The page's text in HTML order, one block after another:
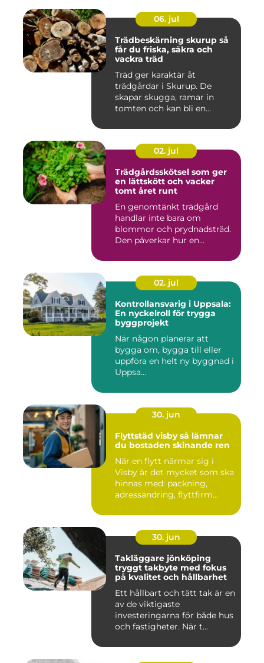
06. jul
Trädbeskärning skurup så
får du friska, säkra och
vackra träd
Träd ger karaktär åt
trädgårdar i Skurup. De
skapar skugga, ramar in
tomten och kan bli en
02. jul
Trädgårdsskötsel som ger
en lättskött och vacker
tomt året runt
En genomtänkt trädgård
handlar inte bara om
blommor och prydnadsträd.
Den påverkar hur en
02. jul
Kontrollansvarig i Uppsala:
En nyckelroll för trygga
byggprojekt
När någon planerar att
bygga om, bygga till eller
uppföra en helt ny byggnad i
Uppsa...
30. jun
Flyttstäd visby så lämnar
du bostaden skinande ren
När en flytt närmar sig i
Visby är det mycket som ska
hinnas med: packning,
adressändring, flyttfirm...
30. jun
Takläggare jönköping
tryggt takbyte med fokus
på kvalitet och hållbarhet
Ett hållbart och tätt tak är en
av de viktigaste
investeringarna för både hus
och fastigheter. När t...